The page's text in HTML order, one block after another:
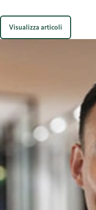
Visualizza articoli